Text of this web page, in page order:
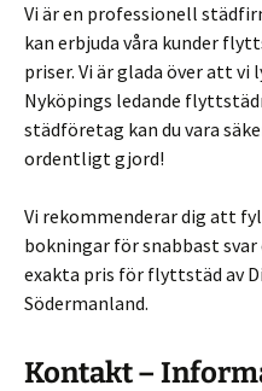
Vi är en professionell
kan erbjuda våra kunder
priser. Vi är glada över att
Nyköpings ledande
städföretag kan du vara
ordentligt gjord!
Vi rekommenderar dig att
bokningar för snabbast
exakta pris för flyttstäd av
Södermanland.
Kontakt –